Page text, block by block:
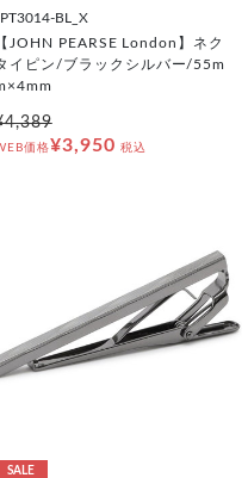
BL_X
【JOHN PEARSE London】ネク
イピン/ブラックシルバー/55m
価格¥3,950 税込
SALE